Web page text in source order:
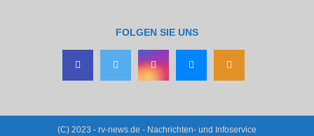
FOLGEN SIE UNS
(C) 2023 - rv-news.de - Nachrichten- und Infoservice